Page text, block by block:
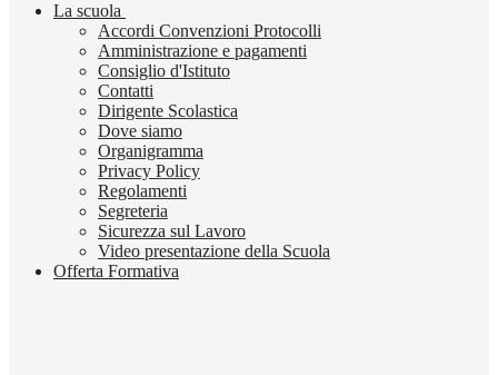
La scuola
Accordi Convenzioni Protocolli
Amministrazione e pagamenti
Consiglio d'Istituto
Contatti
Dirigente Scolastica
Dove siamo
Organigramma
Privacy Policy
Regolamenti
Segreteria
Sicurezza sul Lavoro
Video presentazione della Scuola
Offerta Formativa